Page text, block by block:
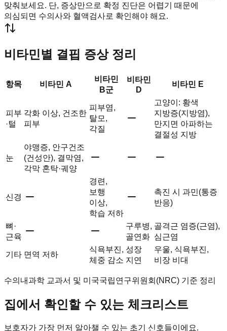
맞춰보세요. 단, 증상만으로 확정 진단은 어렵기 때문에
의심되면 수의사와 혈액검사로 확인해야 해요.
비타민별 결핍 증상 정리
항목 비타민 A
비타민
B군
비타민
D
비타민 E
피부
·털
각화 이상, 건조한
피부
피부염,
탈모,
각질
고양이: 황색
지방증(지방염),
만지면 아파하는
결절성 지방
눈
야맹증, 안구건조
(건성안), 결막염,
각막 혼탁·궤양
신경
경련,
보행
이상,
학습 저하
촉진 시 과민(통증
반응)
뼈·
근육
구루병,
골연화
골격근 염증(근염),
심근염
기타 면역 저하
식욕부진,
체중 감소
성장
지연
우울, 식욕부진,
비장 비대
수의내과학 교과서 및 미국국립연구위원회(NRC) 기준 정리
집에서 확인할 수 있는 체크리스트
보호자가 가장 먼저 알아챌 수 있는 초기 신호들이에요.